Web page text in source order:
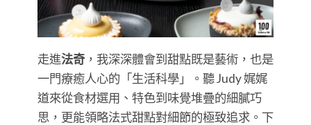
走進法奇，我深深體會到甜點既是藝術，也是
一門療癒人心的「生活科學」。聽 Judy 娓娓
道來從食材選用、特色到味覺堆疊的細膩巧
思，更能領略法式甜點對細節的極致追求。下